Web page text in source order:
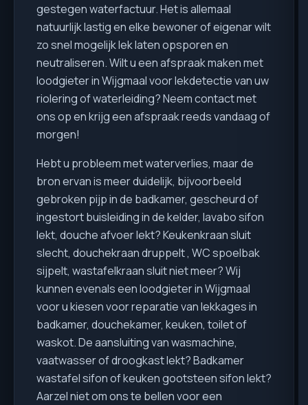
gestegen waterfactuur. Het is allemaal
natuurlijk lastig en elke bewoner of eigenar wilt
zo snel mogelijk lek laten opsporen en
neutraliseren. Wilt u een afspraak maken met
loodgieter in Wijgmaal voor lekdetectie van uw
riolering of waterleiding? Neem contact met
ons op en krijg een afspraak reeds vandaag of
morgen!
Hebt u probleem met waterverlies, maar de
bron ervan is meer duidelijk, bijvoorbeeld
gebroken pijp in de badkamer, gescheurd of
ingestort buisleiding in de kelder, lavabo sifon
lekt, douche afvoer lekt? Keukenkraan sluit
slecht, douchekraan druppelt , WC spoelbak
sijpelt, wastafelkraan sluit niet meer? Wij
kunnen evenals een loodgieter in Wijgmaal
voor u kiesen voor reparatie van lekkages in
badkamer, douchekamer, keuken, toilet of
waskot. De aansluiting van wasmachine,
vaatwasser of droogkast lekt? Badkamer
wastafel sifon of keuken gootsteen sifon lekt?
Aarzel niet om ons te bellen voor een